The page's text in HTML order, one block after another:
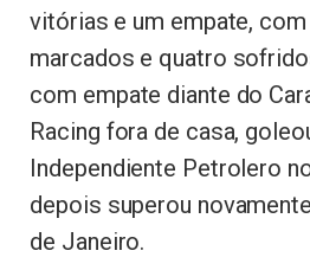
vitórias e um empate,
marcados e quatro
com empate diante do
Racing fora de casa,
Independiente Petrolero
depois superou
de Janeiro.